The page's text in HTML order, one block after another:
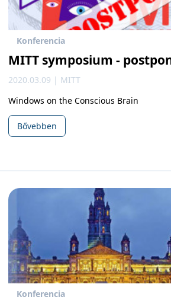
Konferencia
MITT symposium -
2020.03.09 | MITT
Windows on the Conscious Brain
Bővebben
Konferencia